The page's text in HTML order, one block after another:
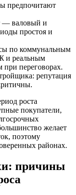
предпочитают
— валовый и
простоя и
по коммунальным
и реальным
при переговорах.
репутация
роста
покупатели,
желает
поэтому
районах.
причины